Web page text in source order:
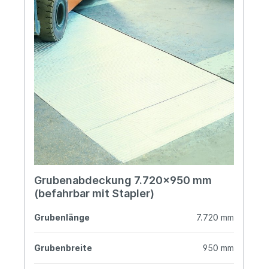
Grubenabdeckung 7.720x950 mm
(befahrbar mit Stapler)
Grubenlänge 7.720 mm
Grubenbreite 950 mm